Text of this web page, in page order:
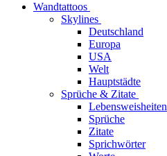
Wandtattoos
Skylines
Deutschland
Europa
USA
Welt
Hauptstädte
Sprüche & Zitate
Lebensweisheiten
Sprüche
Zitate
Sprichwörter